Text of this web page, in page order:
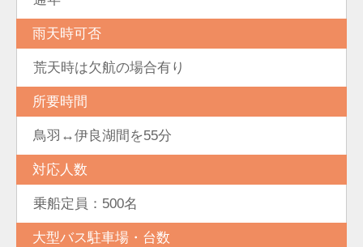
雨天時可否
荒天時は欠航の場合有り
所要時間
鳥羽↔伊良湖間を55分
対応人数
乗船定員：500名
大型バス駐車場・台数